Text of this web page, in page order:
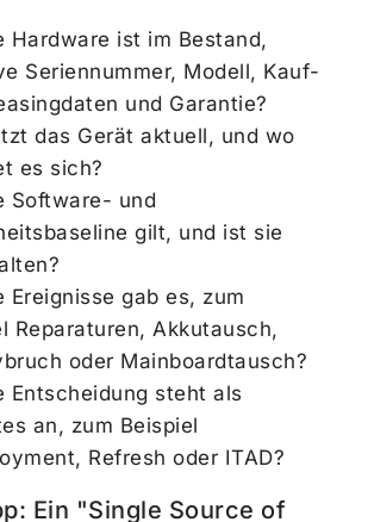
Hardware ist im Bestand,
Seriennummer, Modell, Kauf-
und Garantie?
das Gerät aktuell, und wo
es sich?
Software- und
gilt, und ist sie
Ereignisse gab es, zum
Reparaturen, Akkutausch,
oder Mainboardtausch?
Entscheidung steht als
an, zum Beispiel
Refresh oder ITAD?
Ein "Single Source of